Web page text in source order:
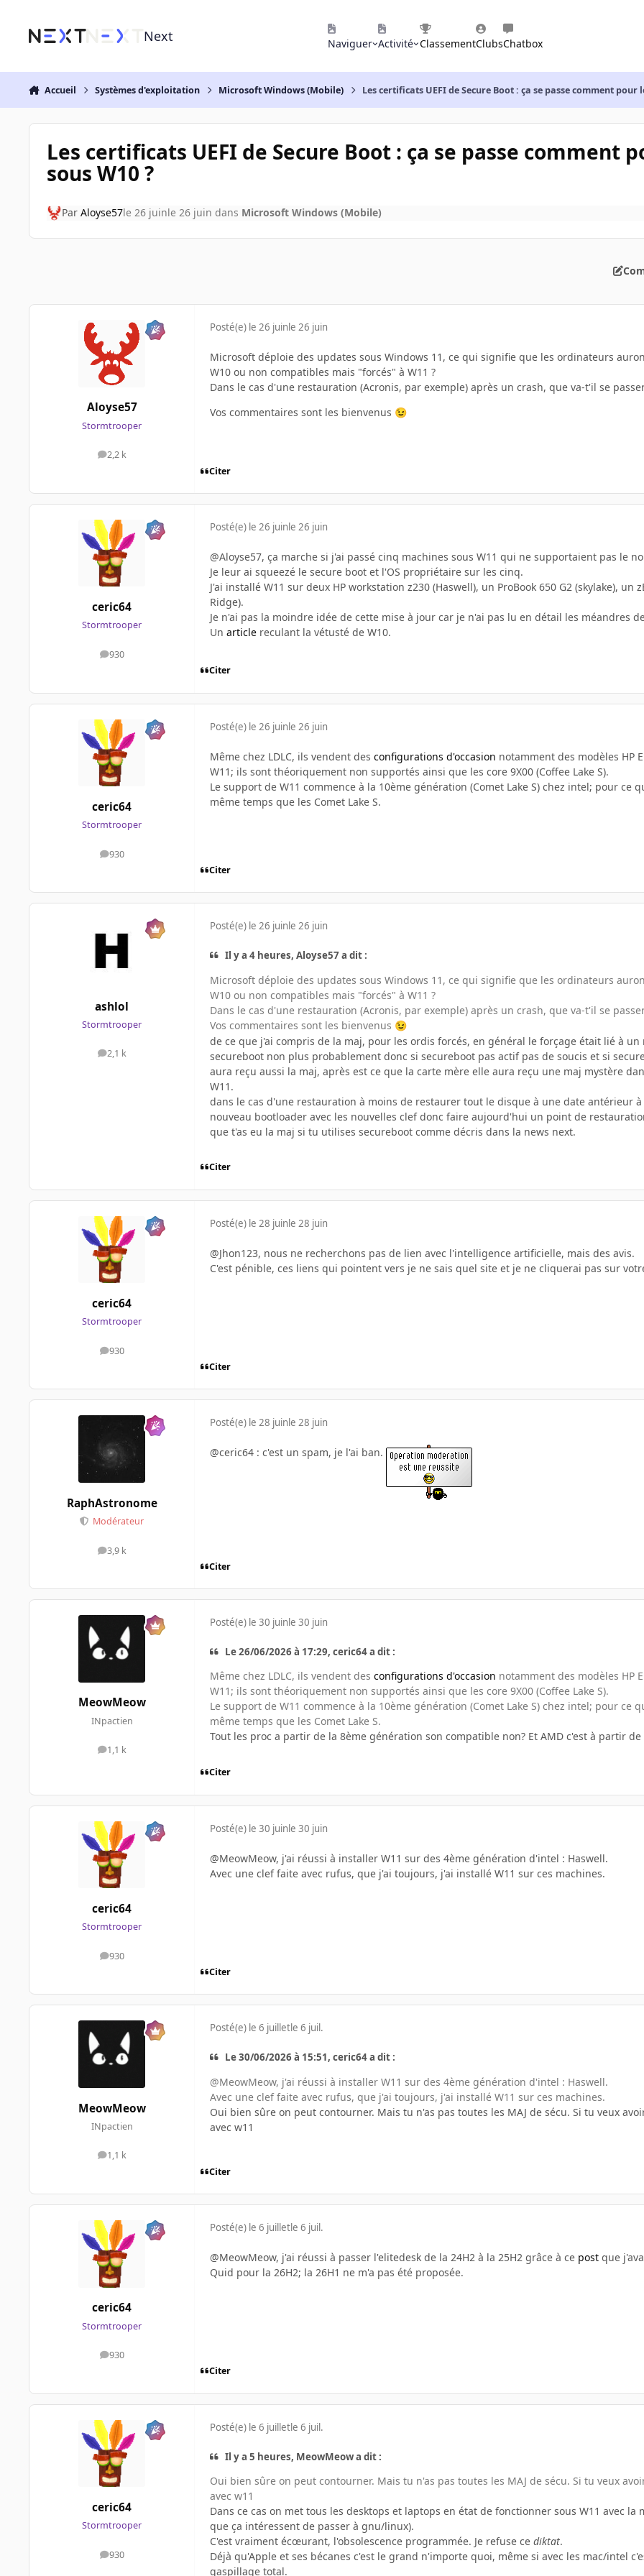
Next Naviguer Activité ClassementClubsChatbox
Accueil Systèmes d'exploitation Microsoft Windows (Mobile) Les certificats UEFI de Secure Boot : ça se passe comment pour
Les certificats UEFI de Secure Boot : ça se passe comment
sous W10 ?
Par Aloyse57le 26 juinle 26 juin dans Microsoft Windows (Mobile)
Aloyse57
Stormtrooper
2,2 k
messages
Posté(e) le 26 juinle 26 juin
Microsoft déploie des updates sous Windows 11, ce qui signifie que les ordinateurs
W10 ou non compatibles mais "forcés" à W11 ?
Dans le cas d'une restauration (Acronis, par exemple) après un crash, que va-t'il se
Vos commentaires sont les bienvenus 😉
Citer
ceric64
Stormtrooper
930
messages
Posté(e) le 26 juinle 26 juin
@Aloyse57, ça marche si j'ai passé cinq machines sous W11 qui ne supportaient pas le
Je leur ai squeezé le secure boot et l'OS propriétaire sur les cinq.
J'ai installé W11 sur deux HP workstation z230 (Haswell), un ProBook 650 G2 (skylake), un
Ridge).
Je n'ai pas la moindre idée de cette mise à jour car je n'ai pas lu en détail les méandres
Un article reculant la vétusté de W10.
Citer
ceric64
Stormtrooper
930
messages
Posté(e) le 26 juinle 26 juin
Même chez LDLC, ils vendent des configurations d'occasion notamment des modèles HP
W11; ils sont théoriquement non supportés ainsi que les core 9X00 (Coffee Lake S).
Le support de W11 commence à la 10ème génération (Comet Lake S) chez intel; pour
même temps que les Comet Lake S.
Citer
ashlol
Stormtrooper
2,1 k
messages
Posté(e) le 26 juin le 26 juin
Il y a 4 heures, Aloyse57 a dit :
Microsoft déploie des updates sous Windows 11, ce qui signifie que les ordinateurs
W10 ou non compatibles mais "forcés" à W11 ?
Dans le cas d'une restauration (Acronis, par exemple) après un crash, que va-t'il se
Vos commentaires sont les bienvenus 😉
de ce que j'ai compris de la maj, pour les ordis forcés, en général le forçage était lié à
secureboot non plus probablement donc si secureboot pas actif pas de soucis et si
aura reçu aussi la maj, après est ce que la carte mère elle aura reçu une maj mystère
W11.
dans le cas d'une restauration à moins de restaurer tout le disque à une date antérieur
nouveau bootloader avec les nouvelles clef donc faire aujourd'hui un point de
que t'as eu la maj si tu utilises secureboot comme décris dans la news next.
Citer
ceric64
Stormtrooper
930
messages
Posté(e) le 28 juinle 28 juin
@Jhon123, nous ne recherchons pas de lien avec l'intelligence artificielle, mais des avis.
C'est pénible, ces liens qui pointent vers je ne sais quel site et je ne cliquerai pas sur
Citer
RaphAstronome
Modérateur
3,9 k
messages
Posté(e) le 28 juin le 28 juin
@ceric64 : c'est un spam, je l'ai ban.
Citer
MeowMeow
INpactien
1,1 k
messages
Posté(e) le 30 juinle 30 juin
Le 26/06/2026 à 17:29, ceric64 a dit :
Même chez LDLC, ils vendent des configurations d'occasion notamment des modèles HP
W11; ils sont théoriquement non supportés ainsi que les core 9X00 (Coffee Lake S).
Le support de W11 commence à la 10ème génération (Comet Lake S) chez intel; pour
même temps que les Comet Lake S.
Tout les proc a partir de la 8ème génération son compatible non? Et AMD c'est à partir
Citer
ceric64
Stormtrooper
930
messages
Posté(e) le 30 juinle 30 juin
@MeowMeow, j'ai réussi à installer W11 sur des 4ème génération d'intel : Haswell.
Avec une clef faite avec rufus, que j'ai toujours, j'ai installé W11 sur ces machines.
Citer
MeowMeow
INpactien
1,1 k
messages
Posté(e) le 6 juilletle 6 juil.
Le 30/06/2026 à 15:51, ceric64 a dit :
@MeowMeow, j'ai réussi à installer W11 sur des 4ème génération d'intel : Haswell.
Avec une clef faite avec rufus, que j'ai toujours, j'ai installé W11 sur ces machines.
Oui bien sûre on peut contourner. Mais tu n'as pas toutes les MAJ de sécu. Si tu veux
avec w11
Citer
ceric64
Stormtrooper
930
messages
Posté(e) le 6 juilletle 6 juil.
@MeowMeow, j'ai réussi à passer l'elitedesk de la 24H2 à la 25H2 grâce à ce post que
Quid pour la 26H2; la 26H1 ne m'a pas été proposée.
Citer
ceric64
Stormtrooper
930
messages
Posté(e) le 6 juilletle 6 juil.
Il y a 5 heures, MeowMeow a dit :
Oui bien sûre on peut contourner. Mais tu n'as pas toutes les MAJ de sécu. Si tu veux
avec w11
Dans ce cas on met tous les desktops et laptops en état de fonctionner sous W11 avec
que ça intéressent de passer à gnu/linux).
C'est vraiment écœurant, l'obsolescence programmée. Je refuse ce diktat.
Déjà qu'Apple et ses bécanes c'est le grand n'importe quoi, même si avec les mac/intel
gaspillage total.